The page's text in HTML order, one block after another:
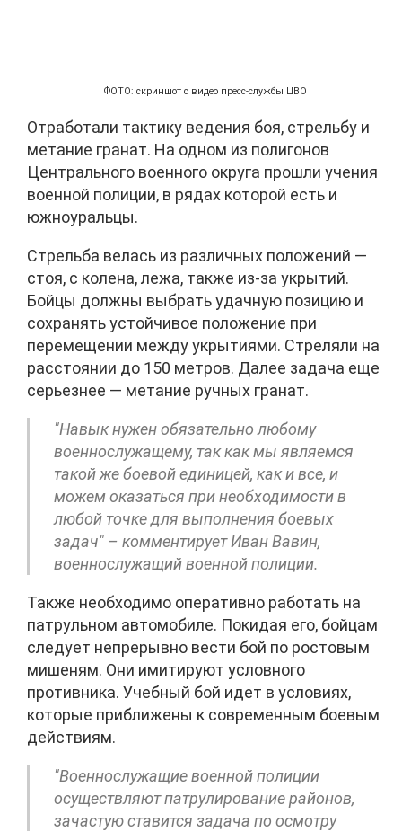
ФОТО: скриншот с видео пресс-службы ЦВО
Отработали тактику ведения боя, стрельбу и
метание гранат. На одном из полигонов
Центрального военного округа прошли учения
военной полиции, в рядах которой есть и
южноуральцы.
Стрельба велась из различных положений —
стоя, с колена, лежа, также из-за укрытий.
Бойцы должны выбрать удачную позицию и
сохранять устойчивое положение при
перемещении между укрытиями. Стреляли на
расстоянии до 150 метров. Далее задача еще
серьезнее — метание ручных гранат.
"Навык нужен обязательно любому
военнослужащему, так как мы являемся
такой же боевой единицей, как и все, и
можем оказаться при необходимости в
любой точке для выполнения боевых
задач" – комментирует Иван Вавин,
военнослужащий военной полиции.
Также необходимо оперативно работать на
патрульном автомобиле. Покидая его, бойцам
следует непрерывно вести бой по ростовым
мишеням. Они имитируют условного
противника. Учебный бой идет в условиях,
которые приближены к современным боевым
действиям.
"Военнослужащие военной полиции
осуществляют патрулирование районов,
зачастую ставится задача по осмотру